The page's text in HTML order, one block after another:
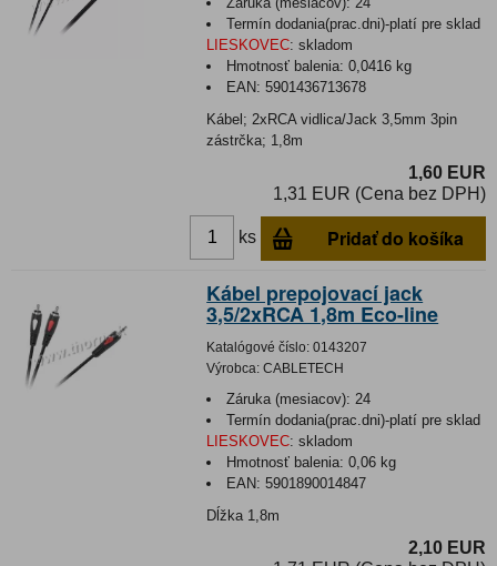
Termín dodania(prac.dni)-platí pre sklad
LIESKOVEC: skladom
Hmotnosť balenia:0,0416 kg
EAN:5901436713678
Kábel; 2xRCA vidlica/Jack 3,5mm 3pin
zástrčka; 1,8m
1,60 EUR
1,31 EUR (Cena bez DPH)
ks Pridať do košíka
Kábel prepojovací jack
3,5/2xRCA 1,8m Eco-line
Katalógové číslo: 0143207
Výrobca: CABLETECH
Záruka (mesiacov): 24
Termín dodania(prac.dni)-platí pre sklad
LIESKOVEC: skladom
Hmotnosť balenia:0,06 kg
EAN:5901890014847
Dĺžka 1,8m
2,10 EUR